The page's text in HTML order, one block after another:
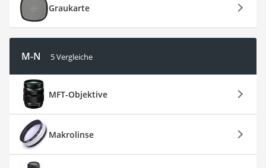
Graukarte
M-N 5 Vergleiche
MFT-Objektive
Makrolinse